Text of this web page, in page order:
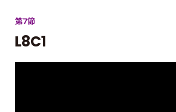
第7節
L8C1